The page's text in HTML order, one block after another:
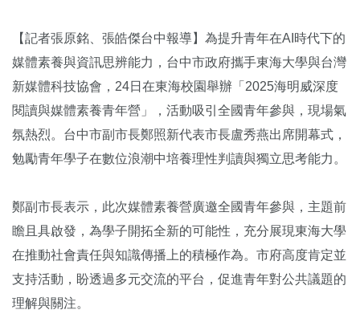
【記者張原銘、張皓傑台中報導】為提升青年在AI時代下的
媒體素養與資訊思辨能力，台中市政府攜手東海大學與台灣
新媒體科技協會，24日在東海校園舉辦「2025海明威深度
閱讀與媒體素養青年營」，活動吸引全國青年參與，現場氣
氛熱烈。台中市副市長鄭照新代表市長盧秀燕出席開幕式，
勉勵青年學子在數位浪潮中培養理性判讀與獨立思考能力。
鄭副市長表示，此次媒體素養營廣邀全國青年參與，主題前
瞻且具啟發，為學子開拓全新的可能性，充分展現東海大學
在推動社會責任與知識傳播上的積極作為。市府高度肯定並
支持活動，盼透過多元交流的平台，促進青年對公共議題的
理解與關注。